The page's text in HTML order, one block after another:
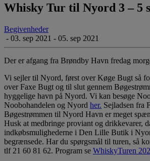
Whisky Tur til Nyord 3 – 5
Begivenheder
- 03. sep 2021 - 05. sep 2021
Der er afgang fra Brøndby Havn fredag
Vi sejler til Nyord, først over Køge Bugt så
over Faxe Bugt og til slut gennem
hyggelige havn på Nyord. Vi kan besøge
Noobohandelen og Nyord her. Sejladsen fra
Bøgestrømmen til Nyord Havn er meget
Husk at medbringe proviant og drikkevarer,
indkøbsmulighederne i Den Lille Butik i
begrænsede. Har du spørgsmål til turen, så
tlf 21 60 81 62. Program se WhiskyTuren